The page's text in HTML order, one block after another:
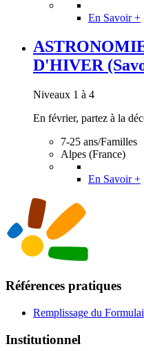
En Savoir +
D'HIVER
Niveaux 1 à 4
En février, partez à la
7-25 ans/Familles
Alpes (France)
En Savoir +
Références pratiques
Remplissage du
Institutionnel